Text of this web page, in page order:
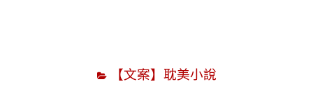
【文案】耽美小說